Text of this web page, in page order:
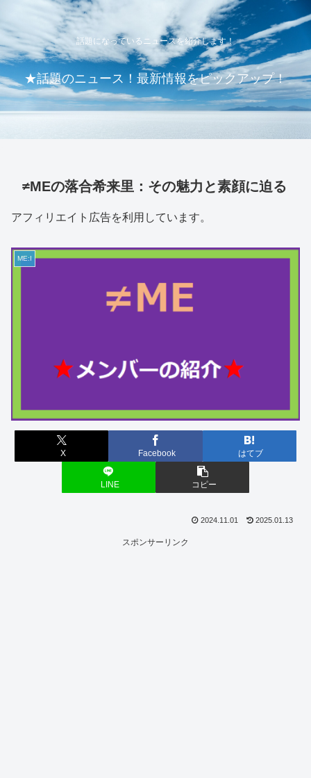
話題になっているニュースを紹介します！
★話題のニュース！最新情報をピックアップ！
≠MEの落合希来里：その魅力と素顔に迫る
アフィリエイト広告を利用しています。
ME:I
X Facebook はてブ
LINE コピー
2024.11.01 2025.01.13
スポンサーリンク